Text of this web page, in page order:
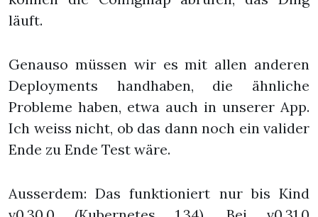
läuft.
Genauso müssen wir es mit allen anderen
Deployments handhaben, die ähnliche
Probleme haben, etwa auch in unserer App.
Ich weiss nicht, ob das dann noch ein valider
Ende zu Ende Test wäre.
Ausserdem: Das funktioniert nur bis Kind